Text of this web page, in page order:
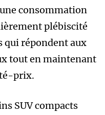
consommation
plébiscité
qui répondent aux
tout en maintenant
prix.
SUV compacts